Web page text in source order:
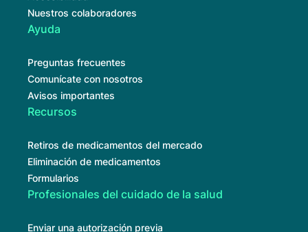
Nuestros colaboradores
Ayuda
Preguntas frecuentes
Comunícate con nosotros
Avisos importantes
Recursos
Retiros de medicamentos del mercado
Eliminación de medicamentos
Formularios
Profesionales del cuidado de la salud